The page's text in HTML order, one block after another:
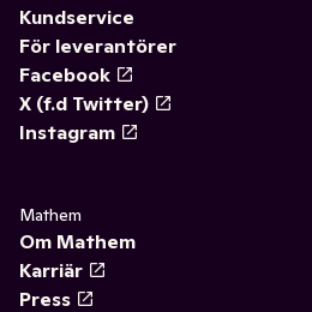
Kundservice
För leverantörer
Facebook
X (f.d Twitter)
Instagram
Mathem
Om Mathem
Karriär
Press